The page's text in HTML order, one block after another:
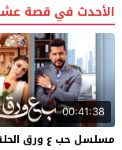
الأحدث في قصة
00:41:38
مسلسل حب ع ورق الحلقة